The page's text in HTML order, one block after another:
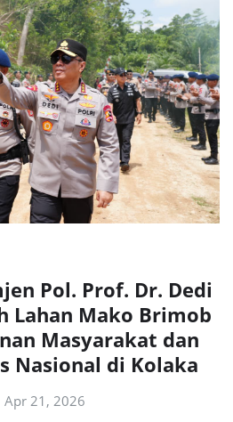
Pol. Prof. Dr. Dedi
Lahan Mako Brimob
Masyarakat dan
Nasional di Kolaka
Apr 21, 2026